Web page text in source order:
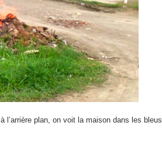
l’arrière plan, on voit la maison dans les bleus